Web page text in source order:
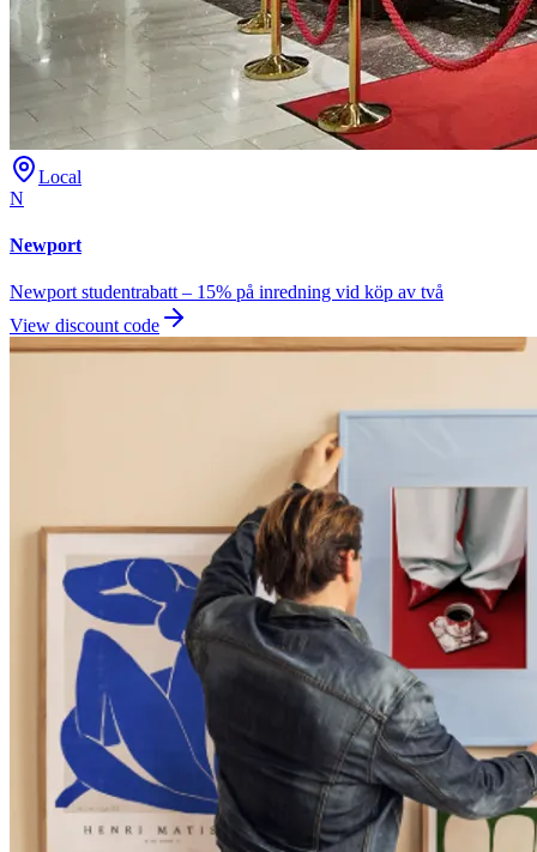
Local
N
Newport
Newport studentrabatt – 15% på inredning vid köp av två
View discount code